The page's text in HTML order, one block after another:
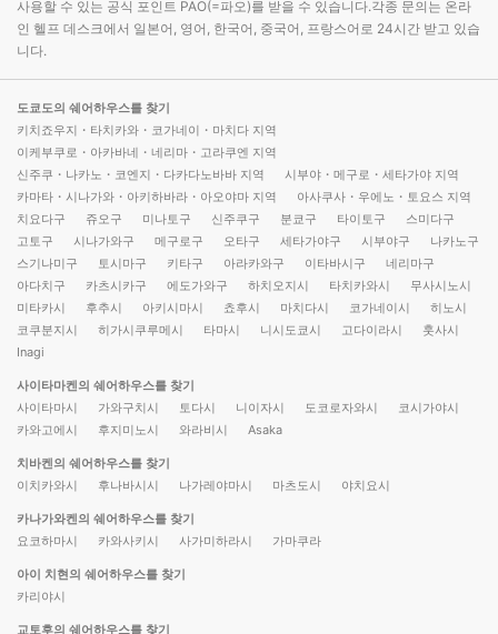
사용할 수 있는 공식 포인트 PAO(=파오)를 받을 수 있습니다.각종 문의는 온라
인 헬프 데스크에서 일본어, 영어, 한국어, 중국어, 프랑스어로 24시간 받고 있습
니다.
도쿄도의 쉐어하우스를 찾기
키치죠우지・타치카와・코가네이・마치다 지역
이케부쿠로・아카바네・네리마・고라쿠엔 지역
신주쿠・나카노・코엔지・다카다노바바 지역
시부야・메구로・세타가야 지역
카마타・시나가와・아키하바라・아오야마 지역
아사쿠사・우에노・토요스 지역
치요다구
쥬오구 미나토구 신주쿠구 분쿄구 타이토구
스미다구
고토구
시나가와구 메구로구 오타구 세타가야구 시부야구
나카노구
스기나미구
토시마구 키타구 아라카와구 이타바시구
네리마구
아다치구
카츠시카구 에도가와구 하치오지시 타치카와시
무사시노시
미타카시
후추시 아키시마시 쵸후시 마치다시 코가네이시
히노시
코쿠분지시
히가시쿠루메시 타마시 니시도쿄시 고다이라시
훗사시
Inagi
사이타마켄의 쉐어하우스를 찾기
사이타마시
가와구치시 토다시 니이자시 도코로자와시
코시가야시
카와고에시
후지미노시 와라비시 Asaka
치바켄의 쉐어하우스를 찾기
이치카와시
후나바시시 나가레야마시 마츠도시 야치요시
카나가와켄의 쉐어하우스를 찾기
요코하마시
카와사키시 사가미하라시 가마쿠라
아이 치현의 쉐어하우스를 찾기
카리야시
교토후의 쉐어하우스를 찾기